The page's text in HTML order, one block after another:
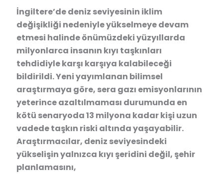
İngiltere’de deniz seviyesinin iklim
değişikliği nedeniyle yükselmeye devam
etmesi halinde önümüzdeki yüzyıllarda
milyonlarca insanın kıyı taşkınları
tehdidiyle karşı karşıya kalabileceği
bildirildi. Yeni yayımlanan bilimsel
araştırmaya göre, sera gazı emisyonlarının
yeterince azaltılmaması durumunda en
kötü senaryoda 13 milyona kadar kişi uzun
vadede taşkın riski altında yaşayabilir.
Araştırmacılar, deniz seviyesindeki
yükselişin yalnızca kıyı şeridini değil, şehir
planlamasını,